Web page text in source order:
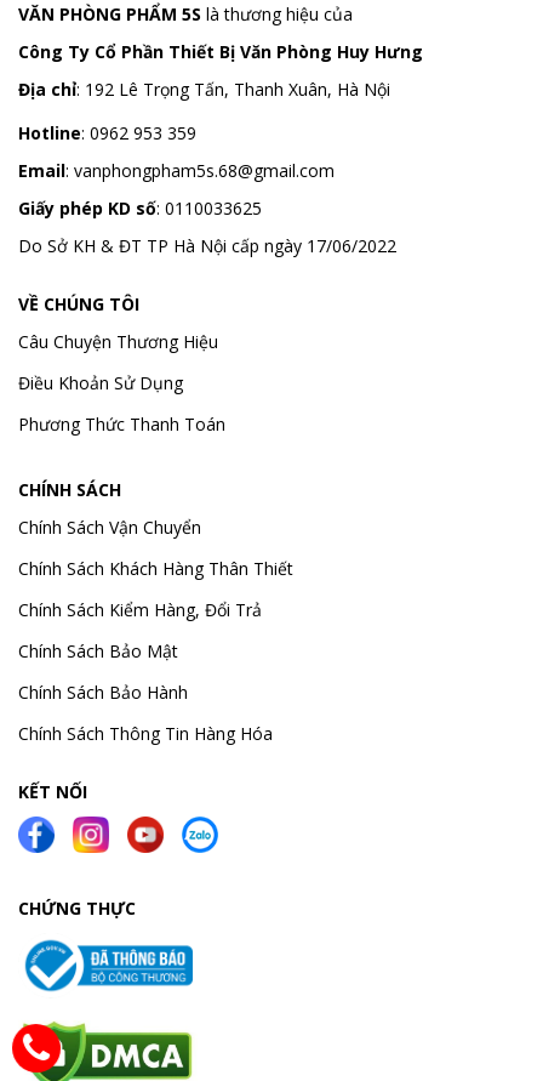
VĂN PHÒNG PHẨM 5S là thương hiệu của
Công Ty Cổ Phần Thiết Bị Văn Phòng Huy Hưng
Địa chỉ: 192 Lê Trọng Tấn, Thanh Xuân, Hà Nội
Hotline: 0962 953 359
Email: vanphongpham5s.68@gmail.com
Giấy phép KD số: 0110033625
Do Sở KH & ĐT TP Hà Nội cấp ngày 17/06/2022
VỀ CHÚNG TÔI
Câu Chuyện Thương Hiệu
Điều Khoản Sử Dụng
Phương Thức Thanh Toán
CHÍNH SÁCH
Chính Sách Vận Chuyển
Chính Sách Khách Hàng Thân Thiết
Chính Sách Kiểm Hàng, Đổi Trả
Chính Sách Bảo Mật
Chính Sách Bảo Hành
Chính Sách Thông Tin Hàng Hóa
KẾT NỐI
CHỨNG THỰC